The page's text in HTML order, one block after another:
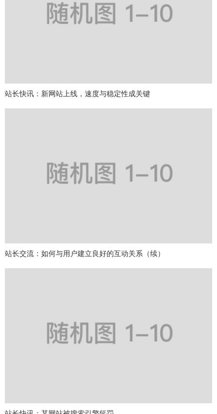
站长快讯：新网站上线，速度与稳定性成关键
站长交流：如何与用户建立良好的互动关系（续）